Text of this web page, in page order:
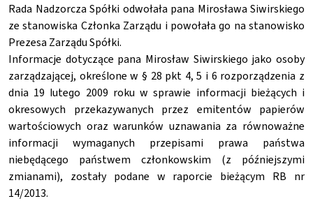
Rada Nadzorcza Spółki odwołała pana Mirosława Siwirskiego
ze stanowiska Członka Zarządu i powołała go na stanowisko
Prezesa Zarządu Spółki.
Informacje dotyczące pana Mirosław Siwirskiego jako osoby
zarządzającej, określone w § 28 pkt 4, 5 i 6 rozporządzenia z
dnia 19 lutego 2009 roku w sprawie informacji bieżących i
okresowych przekazywanych przez emitentów papierów
wartościowych oraz warunków uznawania za równoważne
informacji wymaganych przepisami prawa państwa
niebędącego państwem członkowskim (z późniejszymi
zmianami), zostały podane w raporcie bieżącym RB nr
14/2013.